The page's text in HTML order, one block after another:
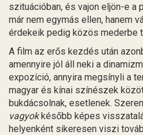
szituációban, és vajon eljön-e a
már nem egymás ellen, hanem
érdekeik pedig közös mederbe
A film az erős kezdés után
amennyire jól áll neki a
expozíció, annyira megsínyli a
magyar és kínai színészek
bukdácsolnak, esetlenek.
vagyokkésőbb képes
helyenként sikeresen viszi